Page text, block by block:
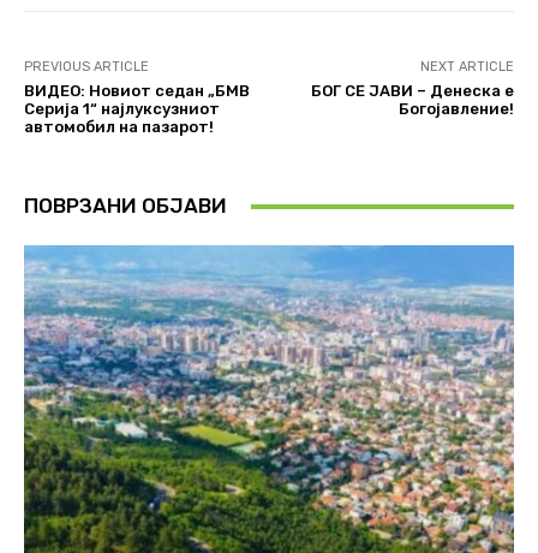
PREVIOUS ARTICLE
ВИДЕО: Новиот седан „БМВ
Серија 1“ најлуксузниот
автомобил на пазарот!
NEXT ARTICLE
БОГ СЕ ЈАВИ – Денеска е
Богојавление!
ПОВРЗАНИ ОБЈАВИ